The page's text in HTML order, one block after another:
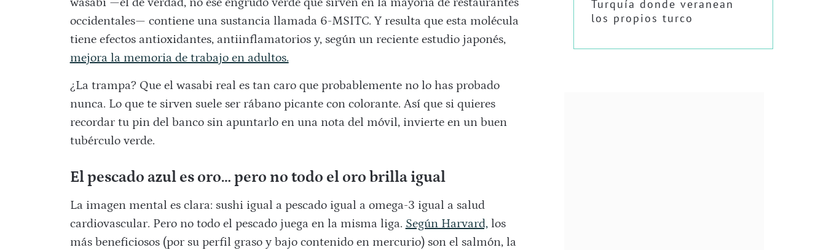
occidentales— contiene una sustancia llamada 6-MSITC. Y resulta que esta molécula
tiene efectos antioxidantes, antiinflamatorios y, según un reciente estudio japonés,
mejora la memoria de trabajo en adultos.
¿La trampa? Que el wasabi real es tan caro que probablemente no lo has probado
nunca. Lo que te sirven suele ser rábano picante con colorante. Así que si quieres
recordar tu pin del banco sin apuntarlo en una nota del móvil, invierte en un buen
tubérculo verde.
El pescado azul es oro… pero no todo el oro brilla igual
La imagen mental es clara: sushi igual a pescado igual a omega-3 igual a salud
cardiovascular. Pero no todo el pescado juega en la misma liga. Según Harvard,los
más beneficiosos (por su perfil graso y bajo contenido en mercurio) son el salmón, la
Turquía donde veranean
los propios turco